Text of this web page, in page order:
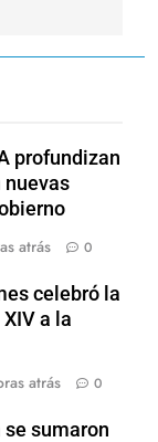
profundizan
nuevas
atrás 0
celebró la
a la
atrás 0
sumaron